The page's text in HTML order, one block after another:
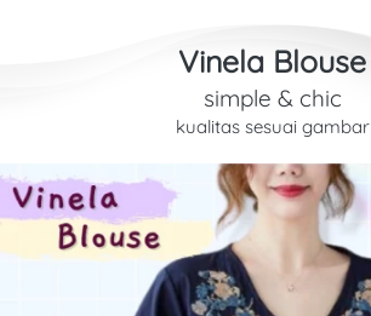
Vinela Blouse
simple & chic
kualitas sesuai gambar